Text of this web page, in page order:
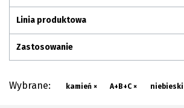
Linia produktowa
Zastosowanie
Wybrane: kamień × A+B+C × niebieski